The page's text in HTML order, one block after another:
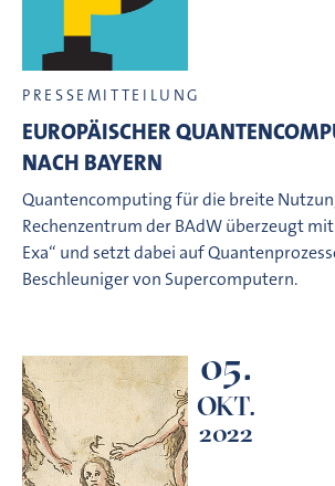
PRESSEMITTEILUNG
EUROPÄISCHER
NACH BAYERN
Quantencomputing für die breite
Rechenzentrum der BAdW überzeugt
Exa“ und setzt dabei auf
Beschleuniger von Supercomputern.
05.
OKT.
2022